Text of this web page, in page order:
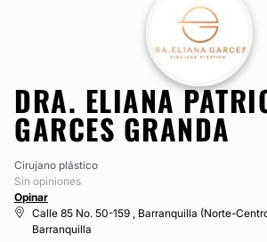
DRA. ELIANA
GARCES GRANDA
Cirujano plástico
Sin opiniones
Opinar
Calle 85 No. 50-159 , Barranquilla (Norte-
Barranquilla